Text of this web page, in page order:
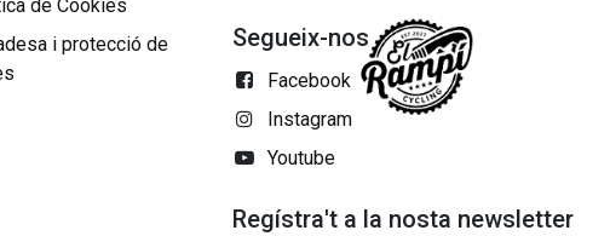
de Cookies
i protecció de
Segueix-nos
Facebook
Instagram
Youtube
Regístra't a la nosta newsletter